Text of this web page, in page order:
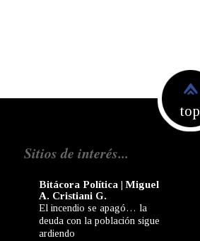
top
Sitios de interés...
Bitácora Política | Miguel
A. Cristiani G.
El incendio se apagó… la
deuda con la población sigue
ardiendo